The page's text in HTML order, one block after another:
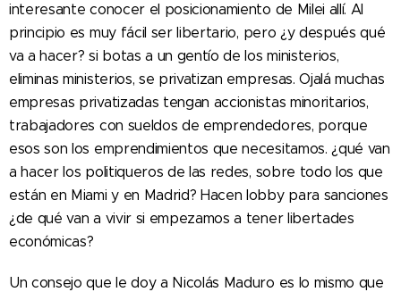
interesante conocer el posicionamiento de Milei allí. Al
principio es muy fácil ser libertario, pero ¿y después qué
va a hacer? si botas a un gentío de los ministerios,
eliminas ministerios, se privatizan empresas. Ojalá muchas
empresas privatizadas tengan accionistas minoritarios,
trabajadores con sueldos de emprendedores, porque
esos son los emprendimientos que necesitamos. ¿qué van
a hacer los politiqueros de las redes, sobre todo los que
están en Miami y en Madrid? Hacen lobby para sanciones
¿de qué van a vivir si empezamos a tener libertades
económicas?
Un consejo que le doy a Nicolás Maduro es lo mismo que